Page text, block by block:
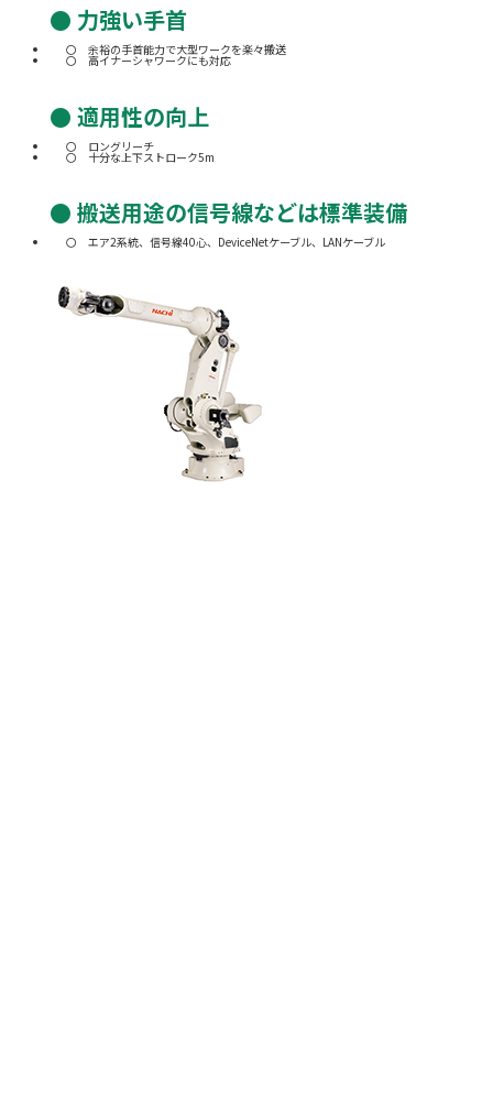
● 力強い手首
余裕の手首能力で大型ワークを楽々搬送
高イナーシャワークにも対応
● 適用性の向上
ロングリーチ
十分な上下ストローク5m
● 搬送用途の信号線などは標準装備
エア2系統、信号線40心、DeviceNetケーブル、LANケーブル